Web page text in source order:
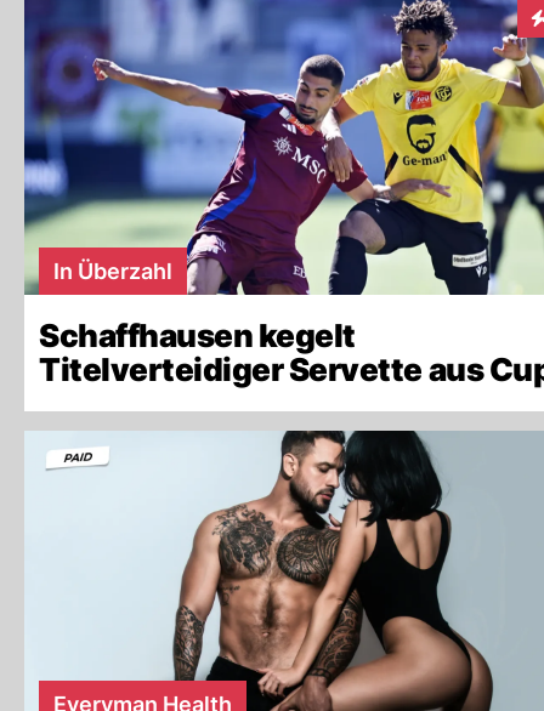
In Überzahl
Schaffhausen kegelt
Titelverteidiger Servette aus
Everyman Health